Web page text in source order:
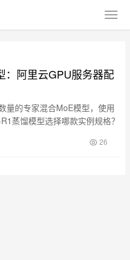
：阿里云GPU服务器配
量的专家混合MoE模型，使用
蒸馏模型选择哪款实例规格？
26